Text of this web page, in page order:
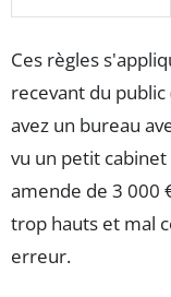
Ces règles
recevant du public
avez un bureau
vu un petit
amende de 3 000
trop hauts et mal
erreur.